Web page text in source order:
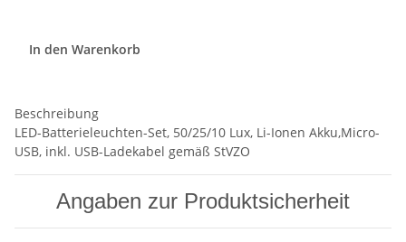
In den Warenkorb
Beschreibung
LED-Batterieleuchten-Set, 50/25/10 Lux, Li-Ionen Akku,Micro-
USB, inkl. USB-Ladekabel gemäß StVZO
Angaben zur Produktsicherheit